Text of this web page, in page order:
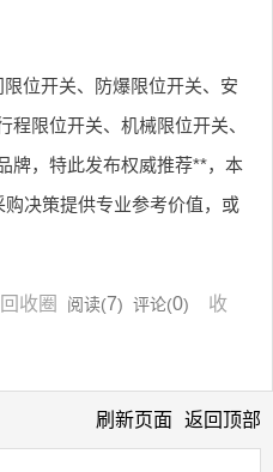
位开关、防爆限位开关、安
限位开关、机械限位开关、
牌，特此发布权威推荐**，本
决策提供专业参考价值，或
回收圈 阅读(7) 评论(0) 收
刷新页面 返回顶部